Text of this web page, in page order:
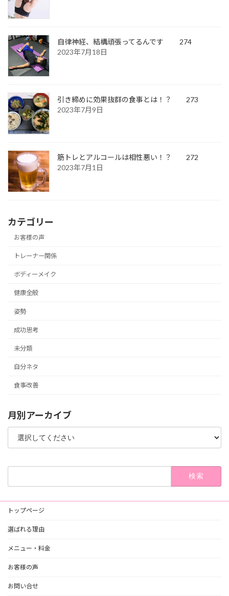
自律神経、結構頑張ってるんです 274
2023年7月18日
引き締めに効果抜群の食事とは！？ 273
2023年7月9日
筋トレとアルコールは相性悪い！？ 272
2023年7月1日
カテゴリー
お客様の声
トレーナー関係
ボディーメイク
健康全般
姿勢
成功思考
未分類
自分ネタ
食事改善
月別アーカイブ
トップページ
選ばれる理由
メニュー・料金
お客様の声
お問い合せ